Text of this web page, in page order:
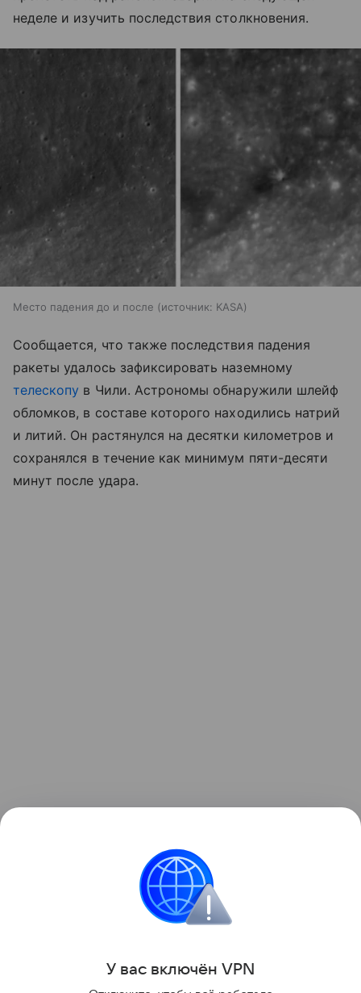
неделе и изучить последствия столкновения.
Место падения до и после источник: KASA
Сообщается, что также последствия падения
ракеты удалось зафиксировать наземному
телескопу в Чили. Астрономы обнаружили шлейф
обломков, в составе которого находились натрий
и литий. Он растянулся на десятки километров и
сохранялся в течение как минимум пяти-десяти
минут после удара.
материале
Поделиться
У вас включён VPN